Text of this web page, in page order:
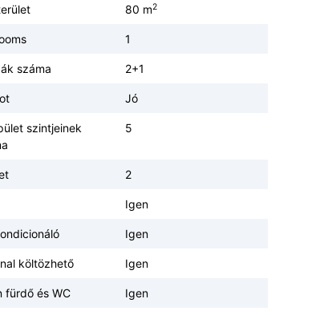
80 m2
1
száma 2+1
Jó
szintjeinek
5
2
Igen
Igen
költözhető Igen
fürdő és WC Igen